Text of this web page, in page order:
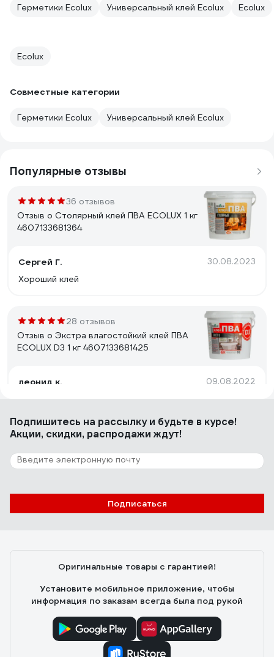
Герметики Ecolux Универсальный клей Ecolux Ecolux
Ecolux
Совместные категории
Герметики Ecolux Универсальный клей Ecolux
Популярные отзывы
36 отзывов
Отзыв о Столярный клей ПВА ECOLUX 1 кг
4607133681364
Сергей Г. 30.08.2023
Хороший клей
28 отзывов
Отзыв о Экстра влагостойкий клей ПВА
ECOLUX D3 1 кг 4607133681425
леонид к. 09.08.2022
Один из самых недорогих влагостойких D3. Дешевле
7 отзывов
Отзыв о Клей ПВА столярный Ecolux 0,5 кг
Александр 02.05.2025
Подпишитесь на рассылкуи будьте в курсе!
Акции, скидки, распродажи ждут!
Подписаться
Оригинальные товары с гарантией!
Установите мобильное приложение, чтобы
информация по заказам всегда была под рукой